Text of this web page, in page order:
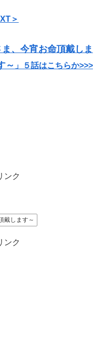
＞
、今宵お命頂戴しま
～ 」５話はこちらか>>>
ンク
戴します～
ンク